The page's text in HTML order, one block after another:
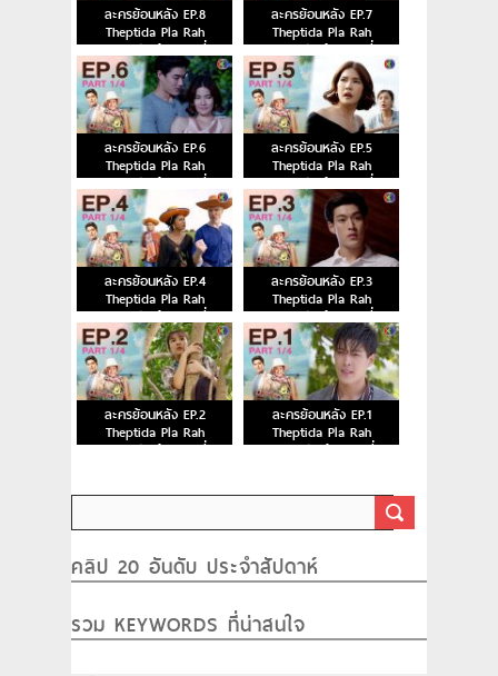
ละครย้อนหลัง EP.8
Theptida Pla Rah
เทพธิดาปลาร้า ตอนที่ 8
ละครย้อนหลัง EP.7
Theptida Pla Rah
เทพธิดาปลาร้า ตอนที่ 7
ละครย้อนหลัง EP.6
Theptida Pla Rah
เทพธิดาปลาร้า ตอนที่ 6
ละครย้อนหลัง EP.5
Theptida Pla Rah
เทพธิดาปลาร้า ตอนที่ 5
ละครย้อนหลัง EP.4
Theptida Pla Rah
เทพธิดาปลาร้า ตอนที่ 4
ละครย้อนหลัง EP.3
Theptida Pla Rah
เทพธิดาปลาร้า ตอนที่ 3
ละครย้อนหลัง EP.2
Theptida Pla Rah
เทพธิดาปลาร้า ตอนที่ 2
ละครย้อนหลัง EP.1
Theptida Pla Rah
เทพธิดาปลาร้า ตอนที่ 1
คลิป 20 อันดับ ประจำสัปดาห์
รวม KEYWORDS ที่น่าสนใจ